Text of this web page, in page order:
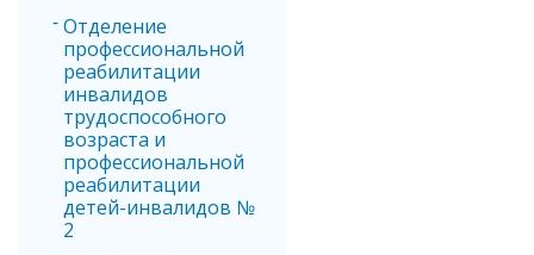
Отделение
профессиональной
реабилитации
инвалидов
трудоспособного
возраста и
профессиональной
реабилитации
детей-инвалидов №
2